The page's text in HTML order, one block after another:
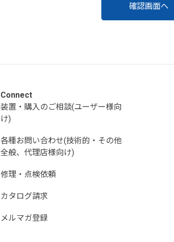
Connect
装置・購入のご相談(ユーザー様向
け)
各種お問い合わせ(技術的・その他
全般、代理店様向け)
修理・点検依頼
カタログ請求
メルマガ登録